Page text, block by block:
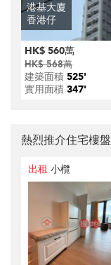
港基大廈
香港仔
HK$ 560萬
HK$ 568萬
建築面積 525'
實用面積 347'
熱烈推介住宅樓盤
出租 小欖